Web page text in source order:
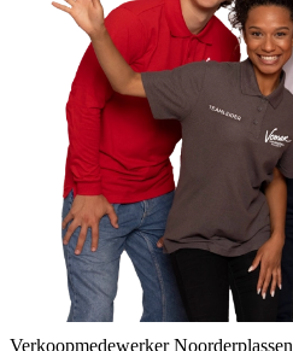
Verkoopmedewerker Noorderplassen